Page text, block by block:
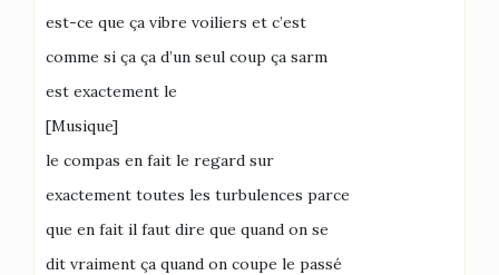
est-ce que ça vibre voiliers et c’est
comme si ça ça d’un seul coup ça sarm
est exactement le
[Musique]
le compas en fait le regard sur
exactement toutes les turbulences parce
que en fait il faut dire que quand on se
dit vraiment ça quand on coupe le passé